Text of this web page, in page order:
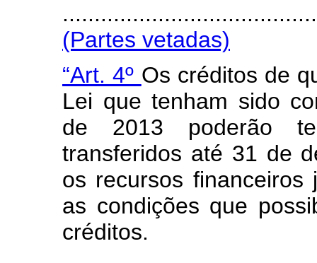
(Partes vetadas)
“Art. 4º Os créditos de
Lei que tenham sido
de 2013 poderão
transferidos até 31 de
os recursos financeiros
as condições que
créditos.